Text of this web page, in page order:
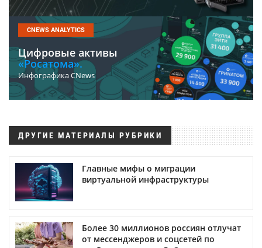
CNEWS ANALYTICS
Цифровые активы
«Росатома».
Инфографика CNews
ДРУГИЕ МАТЕРИАЛЫ РУБРИКИ
Главные мифы о миграции
виртуальной инфраструктуры
Более 30 миллионов россиян отлучат
от мессенджеров и соцсетей по